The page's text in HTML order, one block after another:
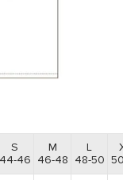
S
44-46
M
46-48
L
48-50